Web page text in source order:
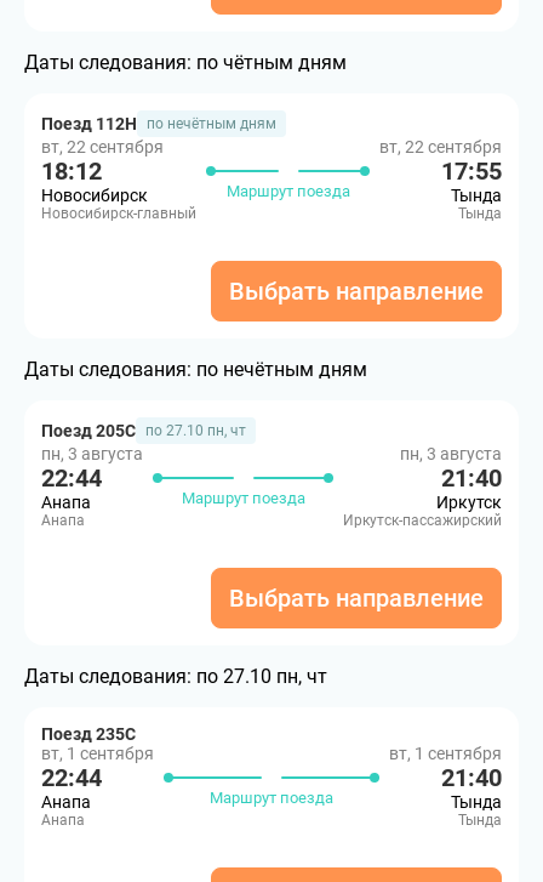
Даты следования: по чётным дням
Поезд 112Н по нечётным дням
вт, 22 сентября
18:12
Новосибирск
Новосибирск-главный
Маршрут поезда
вт, 22 сентября
17:55
Тында
Тында
Выбрать направление
Даты следования: по нечётным дням
Поезд 205С по 27.10 пн, чт
пн, 3 августа
22:44
Анапа
Анапа
Маршрут поезда
пн, 3 августа
21:40
Иркутск
Иркутск-пассажирский
Выбрать направление
Даты следования: по 27.10 пн, чт
Поезд 235С
вт, 1 сентября
22:44
Анапа
Анапа
Маршрут поезда
вт, 1 сентября
21:40
Тында
Тында